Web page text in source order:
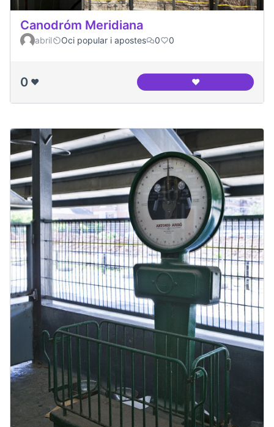
Canodróm Meridiana
abril Oci popular i apostes 0 0
0 ❤️ ❤️Canodróm